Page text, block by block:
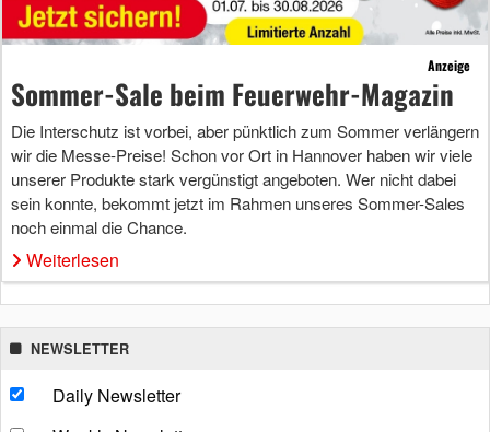
Anzeige
Sommer-Sale beim Feuerwehr-Magazin
Die Interschutz ist vorbei, aber pünktlich zum Sommer verlängern
wir die Messe-Preise! Schon vor Ort in Hannover haben wir viele
unserer Produkte stark vergünstigt angeboten. Wer nicht dabei
sein konnte, bekommt jetzt im Rahmen unseres Sommer-Sales
noch einmal die Chance.
Weiterlesen
NEWSLETTER
Daily Newsletter